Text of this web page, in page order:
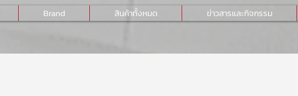
Brand สินค้าทั้งหมด ข่าวสารและกิจกรรม